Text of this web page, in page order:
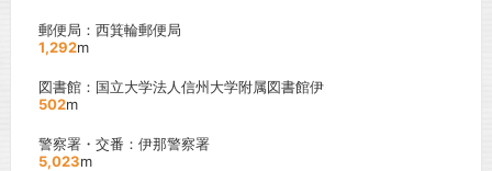
郵便局：西箕輪郵便局
1,292m
図書館：国立大学法人信州大学附属図書館伊
502m
警察署・交番：伊那警察署
5,023m